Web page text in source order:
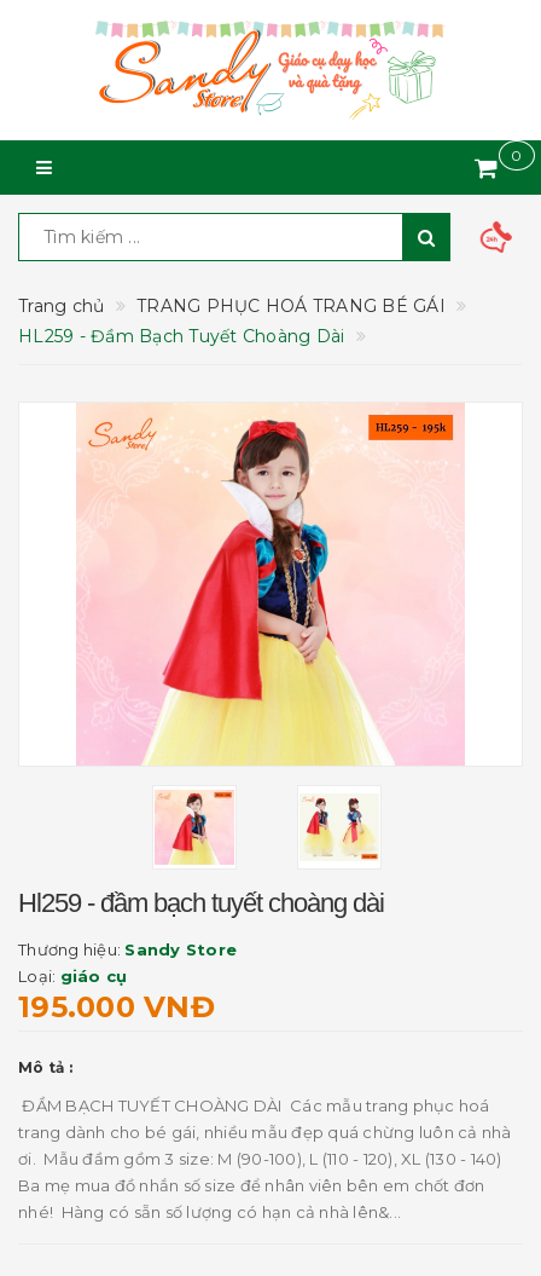
0
Trang chủ
TRANG PHỤC HOÁ TRANG BÉ GÁI
HL259 - Đầm Bạch Tuyết Choàng Dài
Hl259 - đầm bạch tuyết choàng dài
Thương hiệu: Sandy Store
Loại: giáo cụ
195.000 VNĐ
Mô tả :
ĐẦM BẠCH TUYẾT CHOÀNG DÀI Các mẫu trang phục hoá
trang dành cho bé gái, nhiều mẫu đẹp quá chừng luôn cả nhà
ơi. Mẫu đầm gồm 3 size: M (90-100), L (110 - 120), XL (130 - 140)
Ba mẹ mua đồ nhắn số size để nhân viên bên em chốt đơn
nhé! Hàng có sẵn số lượng có hạn cả nhà lên&...